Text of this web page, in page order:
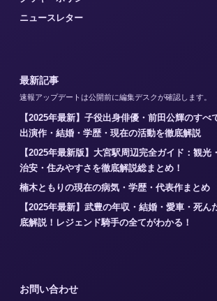
ニュースレター
最新記事
速報アップデートは公開前に編集デスクが確認します。
【2025年最新】子役出身俳優・前田公輝のすべ
出演作・結婚・学歴・現在の活動を徹底解説
【2025年最新版】大宮駅周辺完全ガイド：観光
治安・住みやすさを徹底解説総まとめ！
楠木ともりの現在の病気・学歴・代表作まとめ
【2025年最新】武豊の年収・結婚・愛車・死ん
底解説！レジェンド騎手の全てがわかる！
お問い合わせ